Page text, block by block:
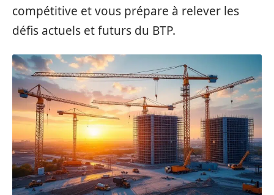
compétitive et vous prépare à relever les
défis actuels et futurs du BTP.